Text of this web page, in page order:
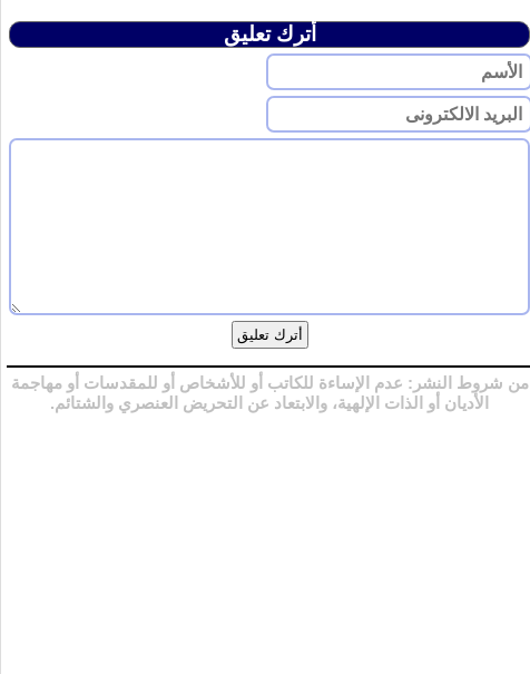
أترك تعليق
من شروط النشر: عدم الإساءة للكاتب أو للأشخاص أو للمقدسات أو مهاجمة
الأديان أو الذات الإلهية، والابتعاد عن التحريض العنصري والشتائم.